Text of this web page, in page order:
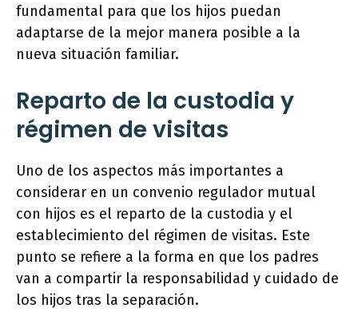
fundamental para que los hijos puedan
adaptarse de la mejor manera posible a la
nueva situación familiar.
Reparto de la custodia y
régimen de visitas
Uno de los aspectos más importantes a
considerar en un convenio regulador mutual
con hijos es el reparto de la custodia y el
establecimiento del régimen de visitas. Este
punto se refiere a la forma en que los padres
van a compartir la responsabilidad y cuidado de
los hijos tras la separación.